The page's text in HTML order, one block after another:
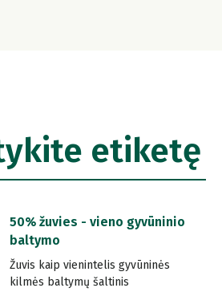
etiketę
50% žuvies - vieno gyvūninio
baltymo
Žuvis kaip vienintelis gyvūninės
kilmės baltymų šaltinis